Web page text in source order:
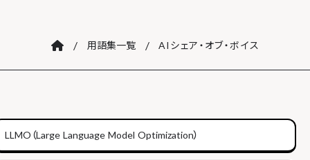
/ 用語集一覧 / AIシェア・オブ・ボイス
LLMO（Large Language Model Optimization）